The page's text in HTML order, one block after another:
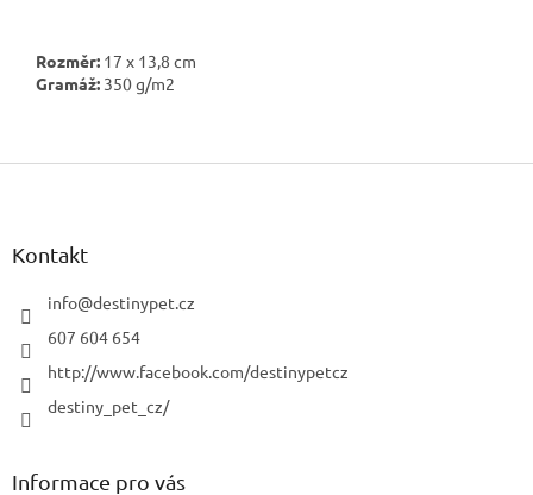
Rozměr: 17 x 13,8 cm
Gramáž: 350 g/m2
Z
Kontakt
info@destinypet.cz
607 604 654
http://www.facebook.com/destinypetcz
destiny_pet_cz/
Informace pro vás